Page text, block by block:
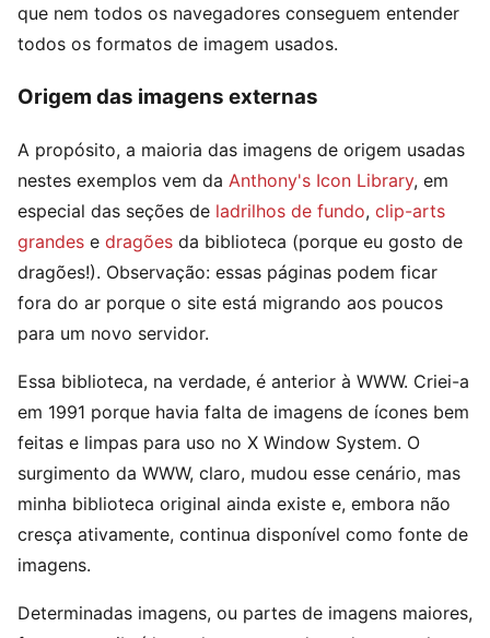
que nem todos os navegadores conseguem entender
todos os formatos de imagem usados.
Origem das imagens externas
A propósito, a maioria das imagens de origem usadas
nestes exemplos vem da Anthony's Icon Library, em
especial das seções de ladrilhos de fundo, clip-arts
grandes e dragões da biblioteca (porque eu gosto de
dragões!). Observação: essas páginas podem ficar
fora do ar porque o site está migrando aos poucos
para um novo servidor.
Essa biblioteca, na verdade, é anterior à WWW. Criei-a
em 1991 porque havia falta de imagens de ícones bem
feitas e limpas para uso no X Window System. O
surgimento da WWW, claro, mudou esse cenário, mas
minha biblioteca original ainda existe e, embora não
cresça ativamente, continua disponível como fonte de
imagens.
Determinadas imagens, ou partes de imagens maiores,